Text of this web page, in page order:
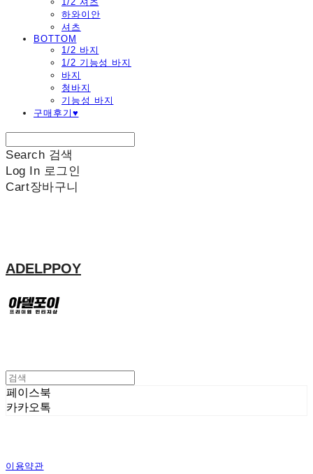
하와이안
셔츠
BOTTOM
1/2 바지
1/2 기능성 바지
바지
청바지
기능성 바지
구매후기♥
Search 검색
Log In 로그인
Cart장바구니
ADELPPOY
페이스북
카카오톡
이용약관